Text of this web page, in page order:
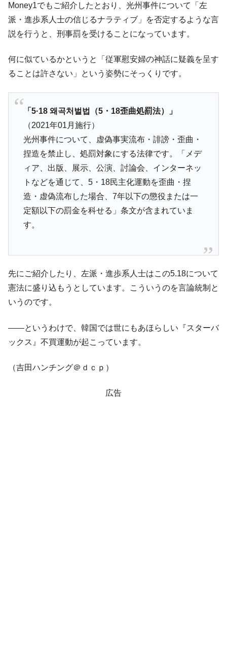
Money1でもご紹介したとおり、光州事件について「左
派・進歩系人士の信じるナラティブ」を否定するような言
説を行うと、刑事罰を受けることになっています。
何に似ているかというと「従軍慰安婦の神話に疑義を呈す
ることは許さない」という姿勢にそっくりです。
「5·18 왜곡처벌법（5・18歪曲処罰法）」
（2021年01月施行）
光州事件について、虚偽事実流布・誹謗・歪曲・
捏造を禁止し、処罰対象にする法律です。「メデ
ィア、出版、展示、公演、討論会、インターネッ
トなどを通じて、5・18民主化運動を歪曲・捏
造・虚偽流布した場合、7年以下の懲役または一
定額以下の罰金を科せる」条文が含まれていま
す。
先にご紹介したり、左派・進歩系人士はこの5.18について
憲法に盛り込もうとしています。こういうのを言論統制と
いうのです。
――というわけで、韓国では世にもあほらしい『スターバ
ックス』不買運動が起こっています。
（吉田ハンチング＠ｄｃｐ）
広告